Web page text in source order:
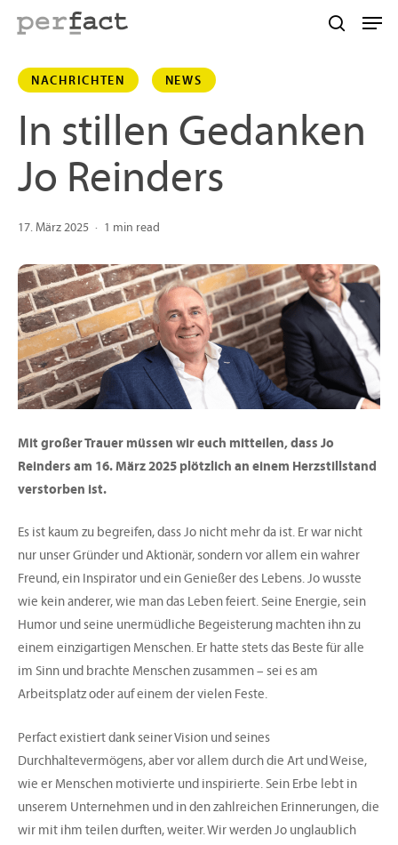
contentNACHRICHTEN NEWS
In stillen Gedanken
Jo Reinders
17. März 2025 1 min read
Mit großer Trauer müssen wir euch mitteilen, dass Jo
Reinders am 16. März 2025 plötzlich an einem Herzstillstand
verstorben ist.
Es ist kaum zu begreifen, dass Jo nicht mehr da ist. Er war nicht
nur unser Gründer und Aktionär, sondern vor allem ein wahrer
Freund, ein Inspirator und ein Genießer des Lebens. Jo wusste
wie kein anderer, wie man das Leben feiert. Seine Energie, sein
Humor und seine unermüdliche Begeisterung machten ihn zu
einem einzigartigen Menschen. Er hatte stets das Beste für alle
im Sinn und brachte Menschen zusammen – sei es am
Arbeitsplatz oder auf einem der vielen Feste.
Perfact existiert dank seiner Vision und seines
Durchhaltevermögens, aber vor allem durch die Art und Weise,
wie er Menschen motivierte und inspirierte. Sein Erbe lebt in
unserem Unternehmen und in den zahlreichen Erinnerungen, die
wir mit ihm teilen durften, weiter. Wir werden Jo unglaublich